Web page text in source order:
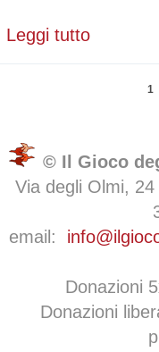
Leggi tutto
1
© Il Gioco
Via degli Olmi,
email:
Donazioni
Donazioni